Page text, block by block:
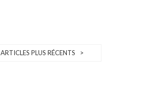
ARTICLES PLUS RÉCENTS >